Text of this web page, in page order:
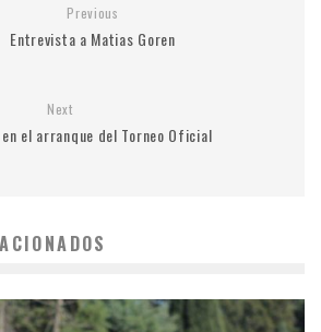
Previous
Entrevista a Matias Goren
Next
el arranque del Torneo Oficial